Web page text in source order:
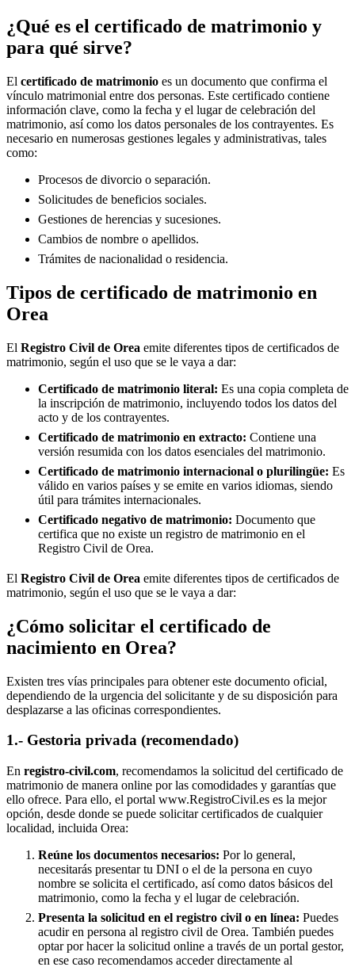
¿Qué es el certificado de matrimonio y
para qué sirve?
El certificado de matrimonio es un documento que confirma el
vínculo matrimonial entre dos personas. Este certificado contiene
información clave, como la fecha y el lugar de celebración del
matrimonio, así como los datos personales de los contrayentes. Es
necesario en numerosas gestiones legales y administrativas, tales
como:
Procesos de divorcio o separación.
Solicitudes de beneficios sociales.
Gestiones de herencias y sucesiones.
Cambios de nombre o apellidos.
Trámites de nacionalidad o residencia.
Tipos de certificado de matrimonio en
Orea
El Registro Civil de Orea emite diferentes tipos de certificados de
matrimonio, según el uso que se le vaya a dar:
Certificado de matrimonio literal: Es una copia completa de
la inscripción de matrimonio, incluyendo todos los datos del
acto y de los contrayentes.
Certificado de matrimonio en extracto: Contiene una
versión resumida con los datos esenciales del matrimonio.
Certificado de matrimonio internacional o plurilingüe: Es
válido en varios países y se emite en varios idiomas, siendo
útil para trámites internacionales.
Certificado negativo de matrimonio: Documento que
certifica que no existe un registro de matrimonio en el
Registro Civil de Orea.
El Registro Civil de Orea emite diferentes tipos de certificados de
matrimonio, según el uso que se le vaya a dar:
¿Cómo solicitar el certificado de
nacimiento en Orea?
Existen tres vías principales para obtener este documento oficial,
dependiendo de la urgencia del solicitante y de su disposición para
desplazarse a las oficinas correspondientes.
1.- Gestoria privada (recomendado)
En registro-civil.com, recomendamos la solicitud del certificado de
matrimonio de manera online por las comodidades y garantías que
ello ofrece. Para ello, el portal www.RegistroCivil.es es la mejor
opción, desde donde se puede solicitar certificados de cualquier
localidad, incluida Orea:
Reúne los documentos necesarios: Por lo general,
necesitarás presentar tu DNI o el de la persona en cuyo
nombre se solicita el certificado, así como datos básicos del
matrimonio, como la fecha y el lugar de celebración.
Presenta la solicitud en el registro civil o en línea: Puedes
acudir en persona al registro civil de Orea. También puedes
optar por hacer la solicitud online a través de un portal gestor,
en ese caso recomendamos acceder directamente al